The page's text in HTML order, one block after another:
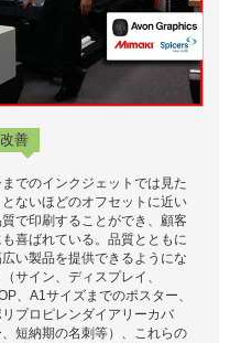
改善
でのインクジェットでは見た
とないほどのオフセットに近い
で印刷することができ、顧客
も喜ばれている。品質とともに
い製品を提供できるようにな
（サイン、ディスプレイ、
、A1サイズまでのポスター、
プロピレンダイアリーカバ
、短納期の名刺等）、これらの